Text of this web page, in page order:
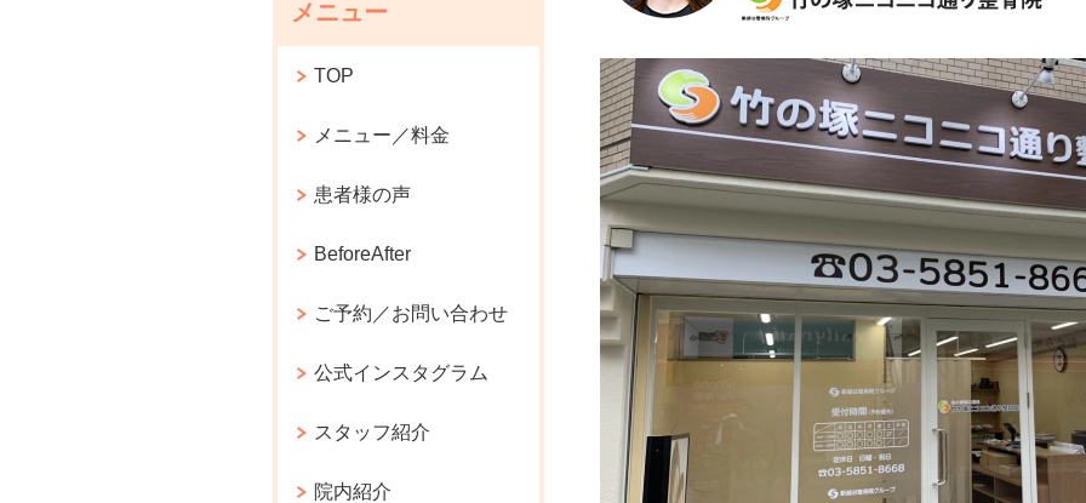
メニュー
TOP
メニュー／料金
患者様の声
BeforeAfter
ご予約／お問い合わせ
公式インスタグラム
スタッフ紹介
院内紹介